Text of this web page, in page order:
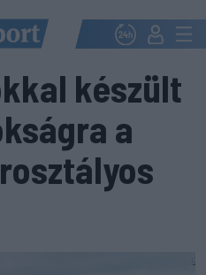
készült
a